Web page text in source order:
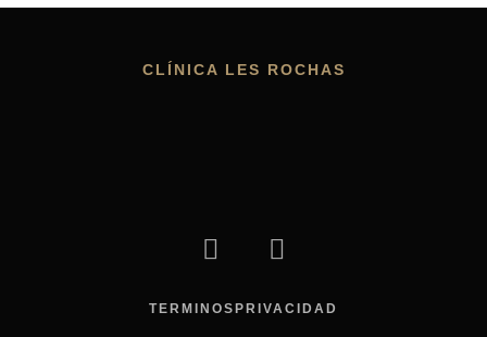
CLÍNICA LES ROCHAS
TERMINOS PRIVACIDAD